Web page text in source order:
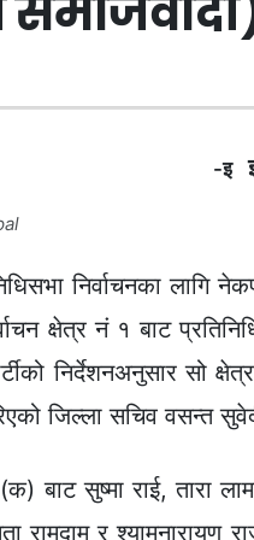
-इ
निर्वाचनका लागि
क्षेत्र नं १ बाट
निर्देशनअनुसार सो
जिल्ला सचिव वसन्त
बाट सुष्मा राई, तारा
र श्यामनारायण